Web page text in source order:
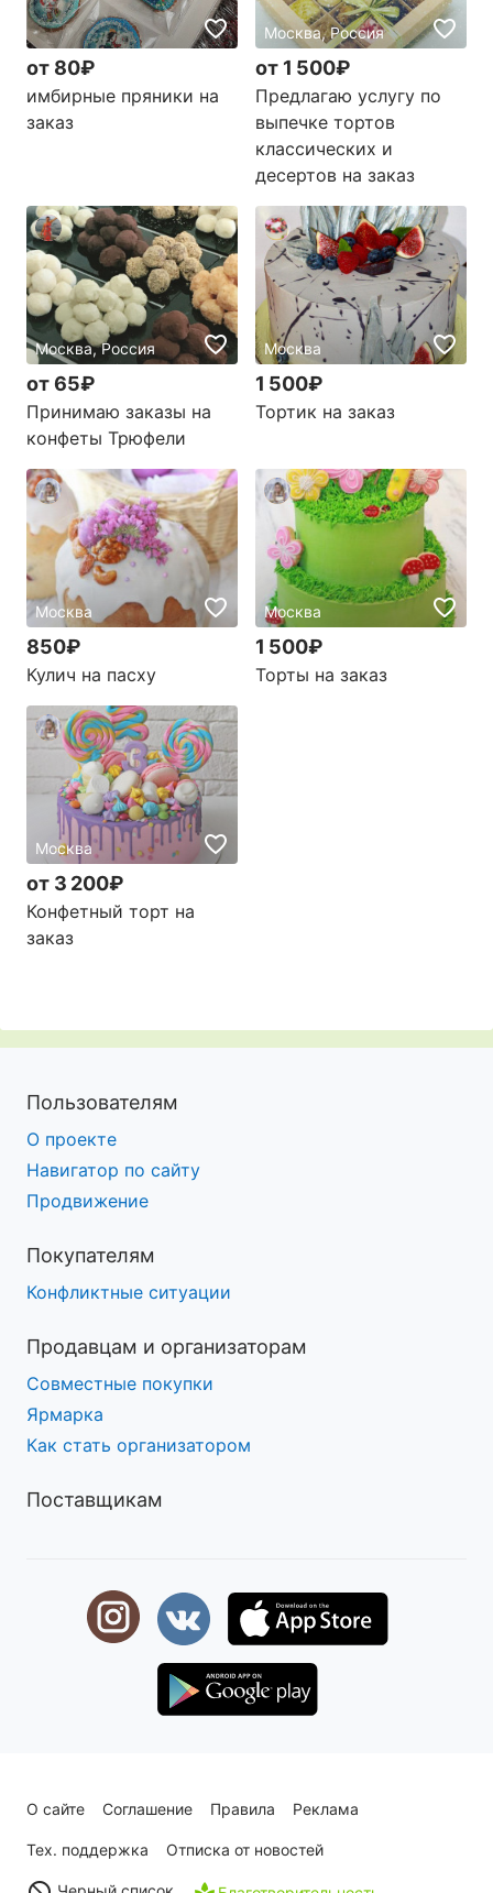
от 80₽
имбирные пряники на
заказ
Москва, Россия
от 1 500₽
Предлагаю услугу по
выпечке тортов
классических и
десертов на заказ
Москва, Россия
от 65₽
Принимаю заказы на
конфеты Трюфели
Москва
1 500₽
Тортик на заказ
Москва
850₽
Кулич на пасху
Москва
1 500₽
Торты на заказ
Москва
от 3 200₽
Конфетный торт на
заказ
Пользователям
О проекте
Навигатор по сайту
Продвижение
Покупателям
Конфликтные ситуации
Продавцам и организаторам
Совместные покупки
Ярмарка
Как стать организатором
Поставщикам
О сайте Соглашение Правила Реклама
Тех. поддержка Отписка от новостей